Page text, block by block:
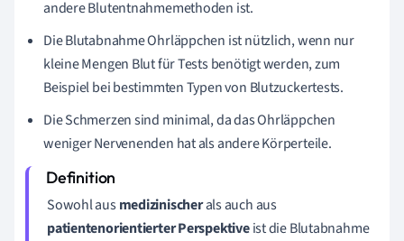
andere Blutentnahmemethoden ist.
Die Blutabnahme Ohrläppchen ist nützlich, wenn nur
kleine Mengen Blut für Tests benötigt werden, zum
Beispiel bei bestimmten Typen von Blutzuckertests.
Die Schmerzen sind minimal, da das Ohrläppchen
weniger Nervenenden hat als andere Körperteile.
Sowohl ausmedizinischerals auch aus
patientenorientierter Perspektiveist die Blutabnahme